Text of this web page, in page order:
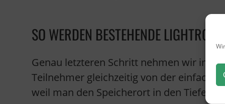
SO WERDEN BESTEHENDE
Genau letzteren Schritt nehmen wir im
Teilnehmer gleichzeitig von der
weil man den Speicherort in den Tiefen